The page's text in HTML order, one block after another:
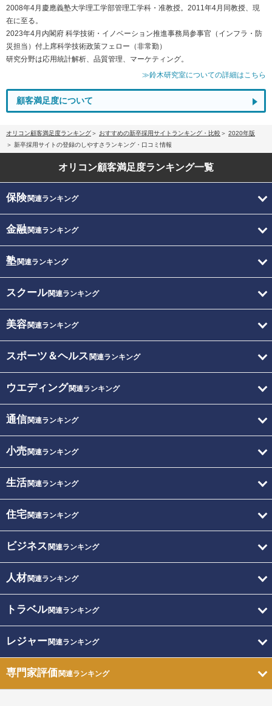
2008年4月慶應義塾大学理工学部管理工学科・准教授。2011年4月同教授、現
在に至る。
2023年4月内閣府 科学技術・イノベーション推進事務局参事官（インフラ・防
災担当）付上席科学技術政策フェロー（非常勤）
研究分野は応用統計解析、品質管理、マーケティング。
≫鈴木研究室についての詳細はこちら
顧客満足度について
オリコン顧客満足度ランキング おすすめの新卒採用サイトランキング・比較
2020年版
新卒採用サイトの登録のしやすさランキング・口コミ情報
オリコン顧客満足度ランキング一覧
保険関連ランキング
金融関連ランキング
塾関連ランキング
スクール関連ランキング
美容関連ランキング
スポーツ＆ヘルス 関連ランキング
ウエディング関連ランキング
通信関連ランキング
小売関連ランキング
生活関連ランキング
住宅関連ランキング
ビジネス 関連ランキング
人材関連ランキング
トラベル関連ランキング
レジャー関連ランキング
専門家評価関連ランキング